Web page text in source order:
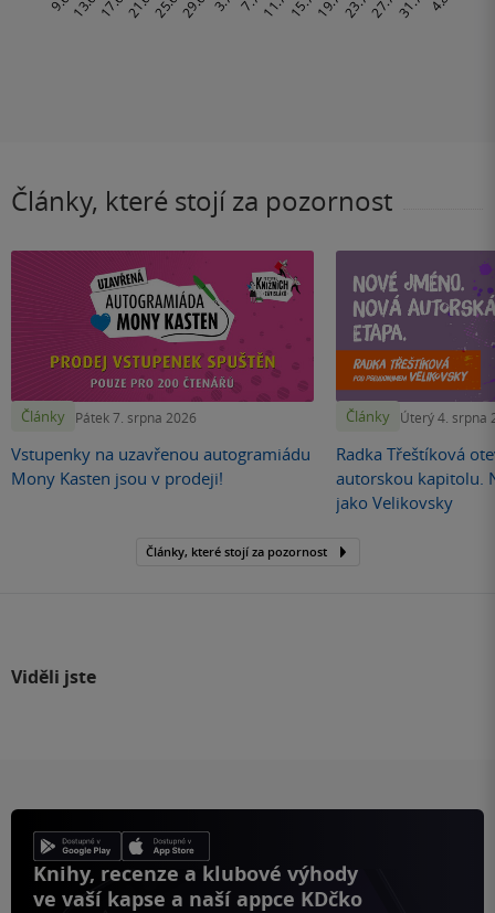
Články, které stojí za pozornost
Články Pátek 7. srpna 2026
Vstupenky na uzavřenou autogramiádu
Mony Kasten jsou v prodeji!
Články Úterý 4. srpna
Radka Třeštíková
autorskou kapitolu.
jako Velikovsky
Články, které stojí za pozornost
Viděli jste
Knihy, recenze a klubové výhody
ve vaší kapse a naší appce KDčko